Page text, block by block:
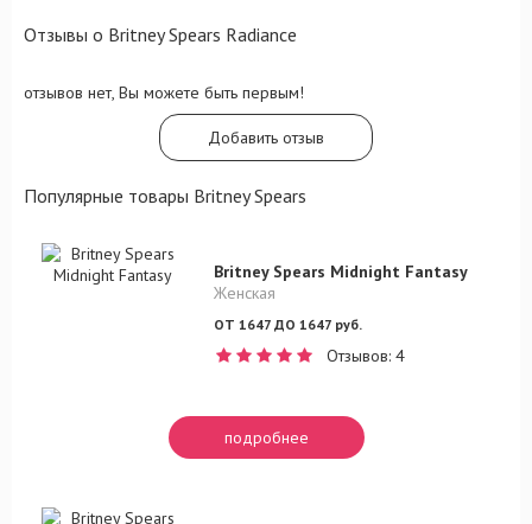
Отзывы о Britney Spears Radiance
отзывов нет, Вы можете быть первым!
Добавить отзыв
Популярные товары Britney Spears
Britney Spears Midnight Fantasy
Женская
ОТ 1647 ДО 1647 руб.
Отзывов: 4
подробнее